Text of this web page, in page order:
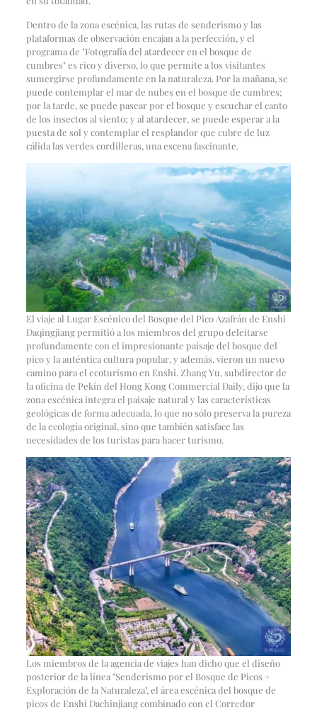
Dentro de la zona escénica, las rutas de senderismo y las
plataformas de observación encajan a la perfección, y el
programa de "Fotografía del atardecer en el bosque de
cumbres" es rico y diverso, lo que permite a los visitantes
sumergirse profundamente en la naturaleza. Por la mañana, se
puede contemplar el mar de nubes en el bosque de cumbres;
por la tarde, se puede pasear por el bosque y escuchar el canto
de los insectos al viento; y al atardecer, se puede esperar a la
puesta de sol y contemplar el resplandor que cubre de luz
cálida las verdes cordilleras, una escena fascinante.
El viaje al Lugar Escénico del Bosque del Pico Azafrán de Enshi
Daqingjiang permitió a los miembros del grupo deleitarse
profundamente con el impresionante paisaje del bosque del
pico y la auténtica cultura popular, y además, vieron un nuevo
camino para el ecoturismo en Enshi. Zhang Yu, subdirector de
la oficina de Pekín del Hong Kong Commercial Daily, dijo que la
zona escénica integra el paisaje natural y las características
geológicas de forma adecuada, lo que no sólo preserva la pureza
de la ecología original, sino que también satisface las
necesidades de los turistas para hacer turismo.
Los miembros de la agencia de viajes han dicho que el diseño
posterior de la línea "Senderismo por el Bosque de Picos +
Exploración de la Naturaleza", el área escénica del bosque de
picos de Enshi Dachinjiang combinado con el Corredor